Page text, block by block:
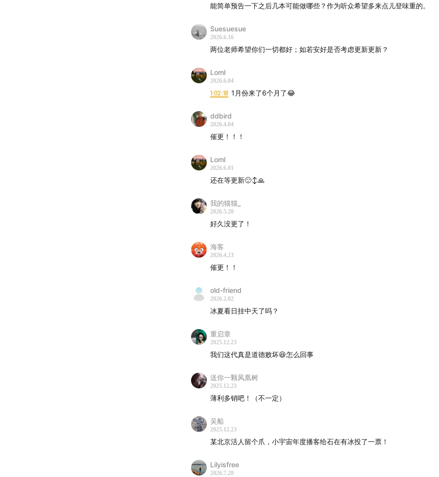
[节目后期]
俞冰夏
[节目主播]
俞冰夏 石剑峰
[联系方式]
Email：iamstone1214@126.com
能简单预告一下之后几本可能做哪些？作为听众希望多来点儿登味重的。
Suesuesue
2026.6.16
两位老师希望你们一切都好；如若安好是否考虑更新更新？
Loml
2026.6.04
1:02:18 1月份来了6个月了😂
ddbird
2026.4.04
催更！！！
Loml
2026.6.01
还在等更新🙂‍↕️🙏
我的猫猫_
2026.5.20
好久没更了！
海客
2026.4.23
催更！！
old-friend
2026.2.02
冰夏看日挂中天了吗？
重启章
2025.12.23
我们这代真是道德败坏😆怎么回事
送你一颗凤凰树
2025.12.23
薄利多销吧！（不一定）
吴船
2025.12.23
某北京活人留个爪，小宇宙年度播客给石在有冰投了一票！
Lilyisfree
2026.7.28